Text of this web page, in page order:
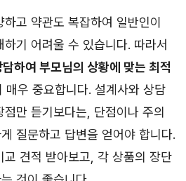
고 약관도 복잡하여 일반인이
기 어려울 수 있습니다. 따라서
하여 부모님의 상황에 맞는 최적
매우 중요합니다. 설계사와 상담
만 듣기보다는, 단점이나 주의
질문하고 답변을 얻어야 합니다.
교 견적 받아보고, 각 상품의 장단